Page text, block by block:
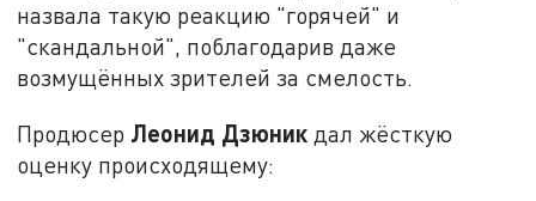
назвала такую реакцию "горячей" и
"скандальной", поблагодарив даже
возмущённых зрителей за смелость.
Продюсер Леонид Дзюник дал жёсткую
оценку происходящему: